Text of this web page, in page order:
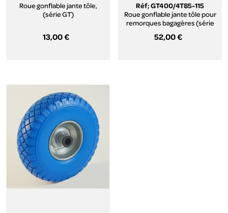
Roue gonflable jante tôle,
(série GT)
13,00 €
Réf; GT400/4T85-115
Roue gonflable jante tôle pour
remorques bagagères (série
52,00 €